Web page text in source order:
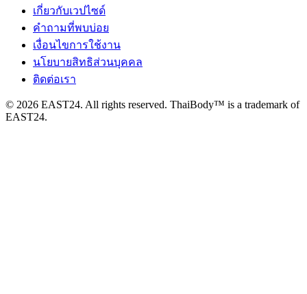
เกี่ยวกับเวปไซด์
คำถามที่พบบ่อย
เงื่อนไขการใช้งาน
นโยบายสิทธิส่วนบุคคล
ติดต่อเรา
© 2026 EAST24. All rights reserved. ThaiBody™ is a trademark of
EAST24.